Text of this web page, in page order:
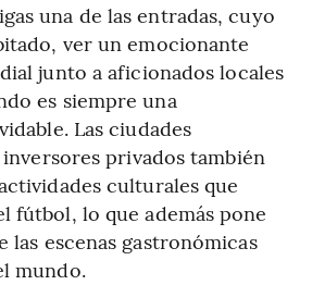
una de las entradas, cuyo
ver un emocionante
junto a aficionados locales
es siempre una
Las ciudades
privados también
culturales que
fútbol, ​​lo que además pone
las escenas gastronómicas
mundo.